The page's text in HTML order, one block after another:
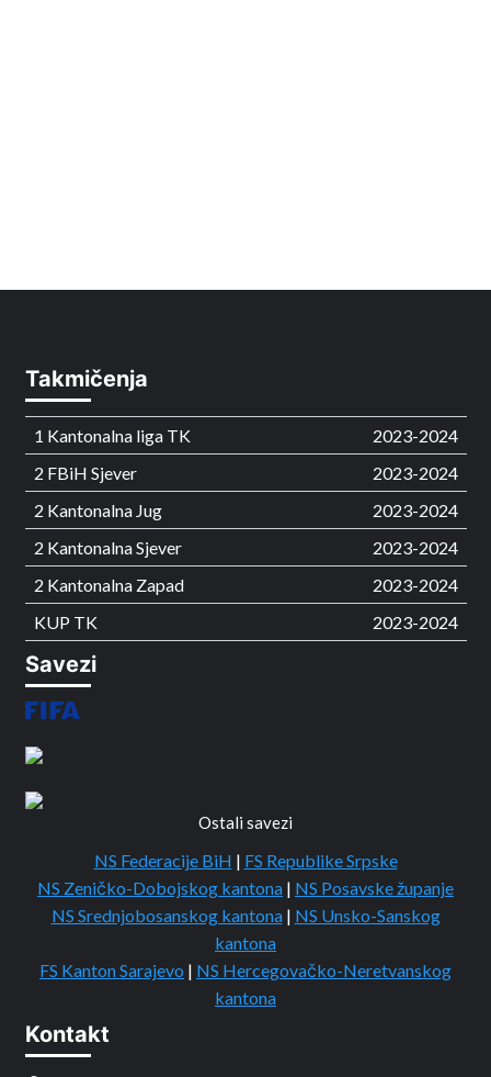
Takmičenja
1 Kantonalna liga TK
2023-2024
2 FBiH Sjever
2023-2024
2 Kantonalna Jug
2023-2024
2 Kantonalna Sjever
2023-2024
2 Kantonalna Zapad
2023-2024
KUP TK
2023-2024
Savezi
Ostali savezi
NS Federacije BiH | FS Republike Srpske
NS Zeničko-Dobojskog kantona | NS Posavske županje
NS Srednjobosanskog kantona | NS Unsko-Sanskog
kantona
FS Kanton Sarajevo | NS Hercegovačko-Neretvanskog
kantona
Kontakt